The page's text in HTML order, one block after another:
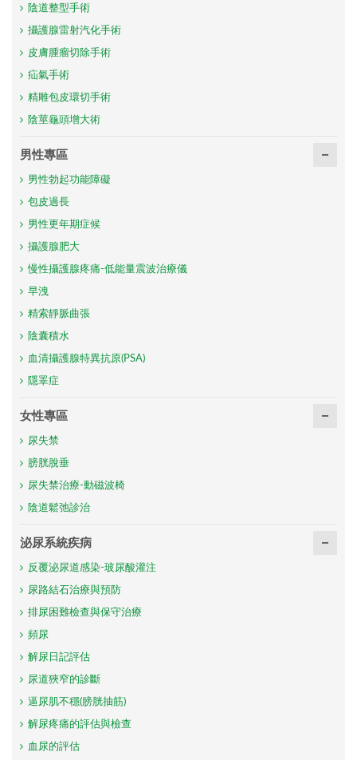
陰道整型手術
攝護腺雷射汽化手術
皮膚腫瘤切除手術
疝氣手術
精雕包皮環切手術
陰莖龜頭增大術
男性專區
男性勃起功能障礙
包皮過長
男性更年期症候
攝護腺肥大
慢性攝護腺疼痛-低能量震波治療儀
早洩
精索靜脈曲張
陰囊積水
血清攝護腺特異抗原(PSA)
隱睪症
女性專區
尿失禁
膀胱脫垂
尿失禁治療-動磁波椅
陰道鬆弛診治
泌尿系統疾病
反覆泌尿道感染-玻尿酸灌注
尿路結石治療與預防
排尿困難檢查與保守治療
頻尿
解尿日記評估
尿道狹窄的診斷
逼尿肌不穩(膀胱抽筋)
解尿疼痛的評估與檢查
血尿的評估